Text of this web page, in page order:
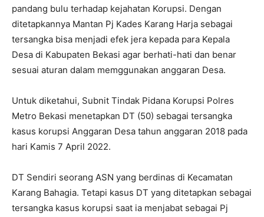
pandang bulu terhadap kejahatan Korupsi. Dengan
ditetapkannya Mantan Pj Kades Karang Harja sebagai
tersangka bisa menjadi efek jera kepada para Kepala
Desa di Kabupaten Bekasi agar berhati-hati dan benar
sesuai aturan dalam memggunakan anggaran Desa.
Untuk diketahui, Subnit Tindak Pidana Korupsi Polres
Metro Bekasi menetapkan DT (50) sebagai tersangka
kasus korupsi Anggaran Desa tahun anggaran 2018 pada
hari Kamis 7 April 2022.
DT Sendiri seorang ASN yang berdinas di Kecamatan
Karang Bahagia. Tetapi kasus DT yang ditetapkan sebagai
tersangka kasus korupsi saat ia menjabat sebagai Pj